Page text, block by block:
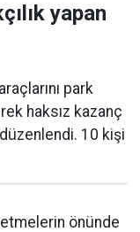
yapan
park
haksız kazanç
10 kişi
önünde